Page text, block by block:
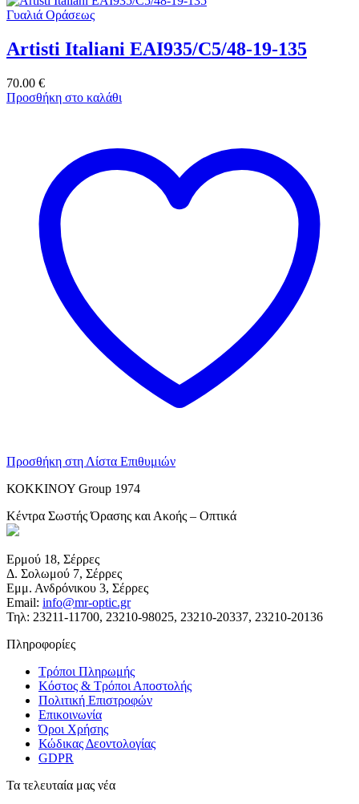
Γυαλιά Οράσεως
Artisti Italiani EAI935/C5/48-19-135
70.00 €
Προσθήκη στο καλάθι
Προσθήκη στη Λίστα Επιθυμιών
ΚΟΚΚΙΝΟΥ Group 1974
Κέντρα Σωστής Όρασης και Ακοής – Οπτικά
Ερμού 18, Σέρρες
Δ. Σολωμού 7, Σέρρες
Εμμ. Ανδρόνικου 3, Σέρρες
Email: info@mr-optic.gr
Τηλ: 23211-11700, 23210-98025, 23210-20337, 23210-20136
Πληροφορίες
Τρόποι Πληρωμής
Κόστος & Τρόποι Αποστολής
Πολιτική Επιστροφών
Επικοινωνία
Όροι Χρήσης
Κώδικας Δεοντολογίας
GDPR
Τα τελευταία μας νέα